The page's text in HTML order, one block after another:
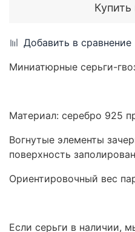
Купить
Добавить в сравнение
Миниатюрные серьги-
Материал: серебро 925
Вогнутые элементы
поверхность
Ориентировочный вес
Если серьги в наличии,